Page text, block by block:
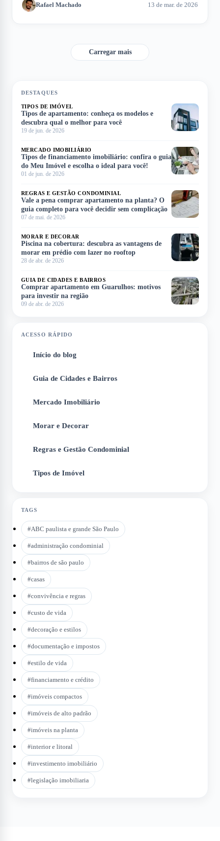
do processo de aquisição. Neste artigo, exploramos como
Rafael Machado 13 de mar. de 2026
Carregar mais
DESTAQUES
TIPOS DE IMÓVEL
Tipos de apartamento: conheça os modelos e
descubra qual o melhor para você
19 de jun. de 2026
MERCADO IMOBILIÁRIO
Tipos de financiamento imobiliário: confira o guia
do Meu Imóvel e escolha o ideal para você!
01 de jun. de 2026
REGRAS E GESTÃO CONDOMINIAL
Vale a pena comprar apartamento na planta? O
guia completo para você decidir sem complicação
07 de mai. de 2026
MORAR E DECORAR
Piscina na cobertura: descubra as vantagens de
morar em prédio com lazer no rooftop
28 de abr. de 2026
GUIA DE CIDADES E BAIRROS
Comprar apartamento em Guarulhos: motivos
para investir na região
09 de abr. de 2026
ACESSO RÁPIDO
Início do blog
Guia de Cidades e Bairros
Mercado Imobiliário
Morar e Decorar
Regras e Gestão Condominial
Tipos de Imóvel
TAGS
#ABC paulista e grande São Paulo
#administração condominial
#bairros de são paulo
#casas
#convivência e regras
#custo de vida
#decoração e estilos
#documentação e impostos
#estilo de vida
#financiamento e crédito
#imóveis compactos
#imóveis de alto padrão
#imóveis na planta
#interior e litoral
#investimento imobiliário
#legislação imobiliaria